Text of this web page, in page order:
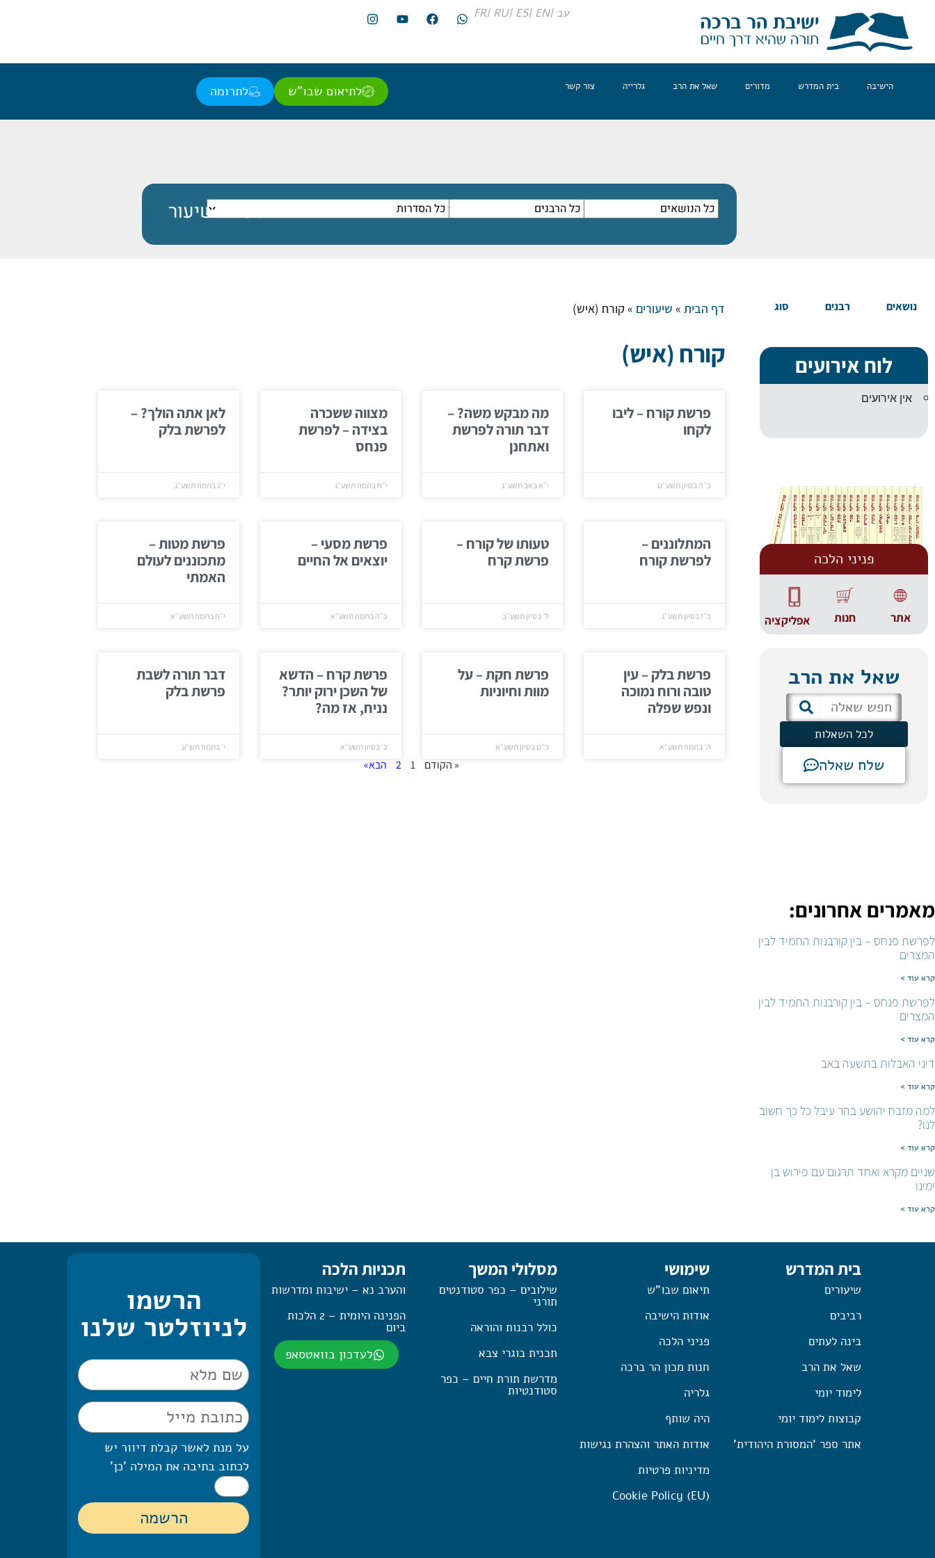
עב |EN |
ES |
RU |
FR
הישיבה בית המדרש מדורים שאל את הרב גלרייה צור קשר לתיאום שבו"ש לתרומה
נושאים רבנים סוג
לוח אירועים
אין אירועים
פניני הלכה
אתר חנות אפליקציה
שאל את הרב
לכל השאלות
שלח שאלה
מאמרים אחרונים:
לפרשת פנחס – בין קורבנות התמיד לבין
המצרים
קרא עוד >
לפרשת פנחס – בין קורבנות התמיד לבין
המצרים
קרא עוד >
דיני האבלות בתשעה באב
קרא עוד >
למה מזבח יהושע בהר עיבל כל כך חשוב
לנו?
קרא עוד >
שניים מקרא ואחד תרגום עם פירוש בן
ימינו
קרא עוד >
דף הבית» שיעורים »קורח (איש)
קורח (איש)
פרשת קורח – ליבו
לקחו
כ״ה בסיון תשע״ט
מה מבקש משה? –
דבר תורה לפרשת
ואתחנן
י״א באב תשע״ג
מצווה ששכרה
בצידה – לפרשת
פנחס
י״ח בתמוז תשע״ג
לאן אתה הולך? –
לפרשת בלק
י״ג בתמוז תשע״ג
המתלוננים –
לפרשת קורח
כ״ז בסיון תשע״ג
טעותו של קורח –
פרשת קרח
ל׳ בסיון תשע״ב
פרשת מסעי –
יוצאים אל החיים
כ״ה בתמוז תשע״א
פרשת מטות –
מתכוננים לעולם
האמתי
י״ח בתמוז תשע״א
פרשת בלק – עין
טובה ורוח נמוכה
ונפש שפלה
ה׳ בתמוז תשע״א
פרשת חקת – על
מוות וחיוניות
כ״ט בסיון תשע״א
פרשת קרח – הדשא
של השכן ירוק יותר?
נניח, אז מה?
כ׳ בסיון תשע״א
דבר תורה לשבת
פרשת בלק
י׳ בתמוז תש״ע
« הקודם 1
2 הבא»
בית המדרש
שיעורים
רביבים
בינה לעתים
שאל את הרב
לימוד יומי
קבוצות לימוד יומי
אתר ספר 'המסורת היהודית'
שימושי
תיאום שבו"ש
אודות הישיבה
פניני הלכה
חנות מכון הר ברכה
גלריה
היה שותף
אודות האתר והצהרת נגישות
מדיניות פרטיות
Cookie Policy (EU)
מסלולי המשך
שילובים – כפר סטודנטים
תורני
כולל רבנות והוראה
תכנית בוגרי צבא
מדרשת תורת חיים – כפר
סטודנטיות
תכניות הלכה
והערב נא – ישיבות ומדרשות
הפנינה היומית – 2 הלכות
ביום
לעדכון בוואטסאפ
הרשמו
לניוזלטר שלנו
על מנת לאשר קבלת דיוור יש
לכתוב בתיבה את המילה 'כן'